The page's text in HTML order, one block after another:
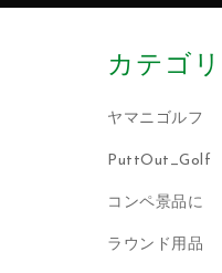
カテゴ
ヤマニゴルフ
PuttOut_Golf
コンペ景品に
ラウンド用品